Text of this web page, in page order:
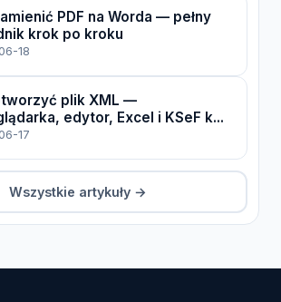
PDF na Worda — pełny
krok po kroku
18
plik XML —
edytor, Excel i KSeF k...
17
Wszystkie artykuły →